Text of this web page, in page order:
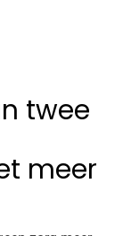
twee
meer